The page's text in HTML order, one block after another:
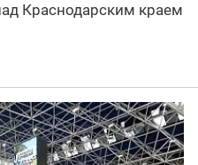
Краснодарским краем